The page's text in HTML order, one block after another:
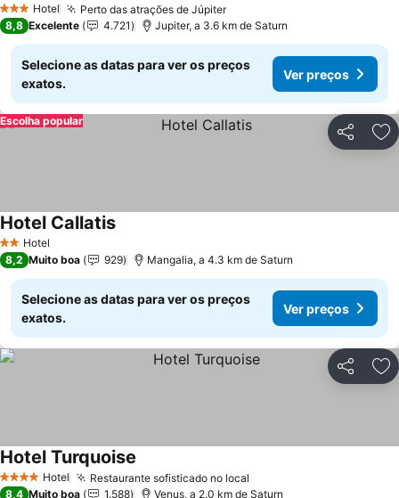
3 EstrelasHotel Perto das atrações de JúpiterVer preços
8,8 Excelente 4.721 Jupiter, a 3.6 km de Saturn
Selecione as datas para ver os preços
exatos.
Ver preços
Partilhar
Escolha popular
2 Estrelas
Hotel
Hotel CallatisVer preços
8,2 Muito boa 929 Mangalia, a 4.3 km de Saturn
Selecione as datas para ver os preços
exatos.
Ver preços
Partilhar
4 EstrelasHotel Restaurante sofisticado no local
Hotel Turquoise
8,4 Muito boa 1.588 Venus, a 2.0 km de Saturn